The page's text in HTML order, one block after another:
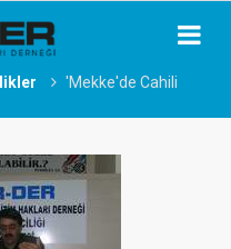
'Mekke'de Cahili